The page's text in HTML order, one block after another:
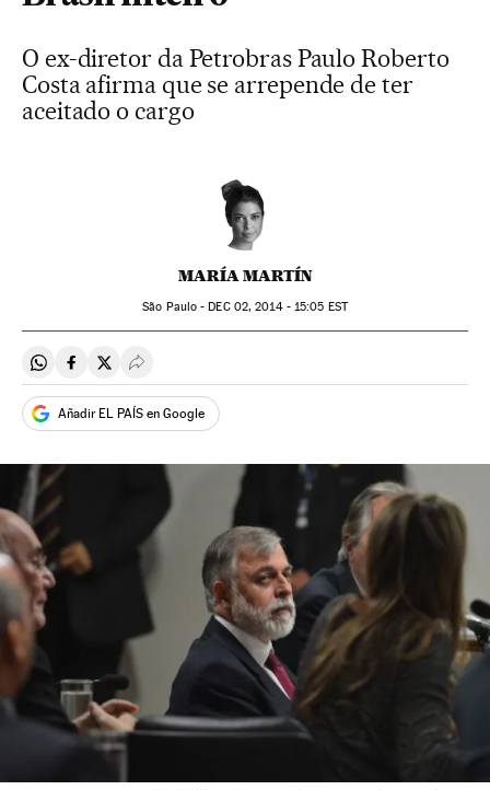
O ex-diretor da Petrobras Paulo Roberto
Costa afirma que se arrepende de ter
aceitado o cargo
MARÍA MARTÍN
São Paulo -DEC02, 2014 - 15:05 EST
Compartir en Whatsapp
Compartir en Facebook
Compartir en Twitter
Desplegar Redes Sociales
Añadir EL PAÍS en Google